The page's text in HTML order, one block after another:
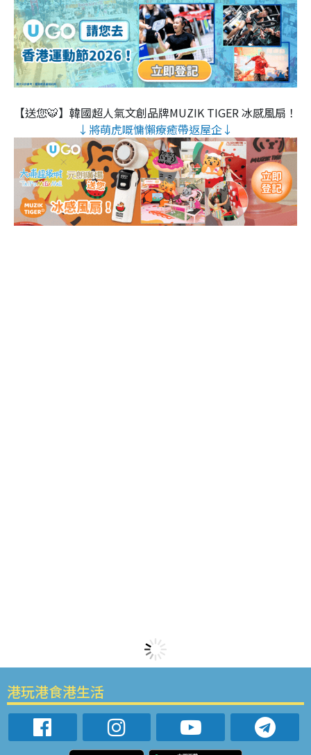
【送您🐯】韓國超人氣文創品牌MUZIK TIGER 冰感風扇！
↓將萌虎嘅慵懶療癒帶返屋企↓
港玩港食港生活